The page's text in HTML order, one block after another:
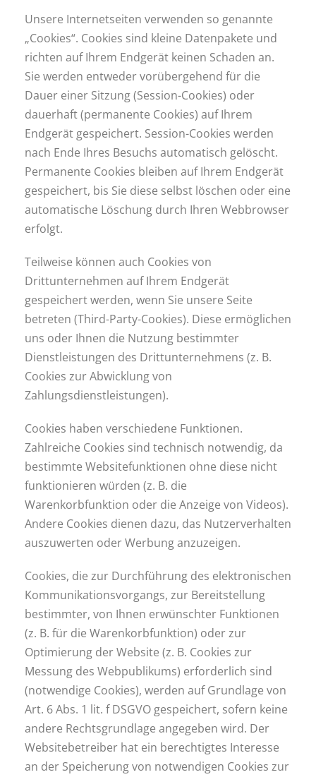
Unsere Internetseiten verwenden so genannte
„Cookies“. Cookies sind kleine Datenpakete und
richten auf Ihrem Endgerät keinen Schaden an.
Sie werden entweder vorübergehend für die
Dauer einer Sitzung (Session-Cookies) oder
dauerhaft (permanente Cookies) auf Ihrem
Endgerät gespeichert. Session-Cookies werden
nach Ende Ihres Besuchs automatisch gelöscht.
Permanente Cookies bleiben auf Ihrem Endgerät
gespeichert, bis Sie diese selbst löschen oder eine
automatische Löschung durch Ihren Webbrowser
erfolgt.
Teilweise können auch Cookies von
Drittunternehmen auf Ihrem Endgerät
gespeichert werden, wenn Sie unsere Seite
betreten (Third-Party-Cookies). Diese ermöglichen
uns oder Ihnen die Nutzung bestimmter
Dienstleistungen des Drittunternehmens (z. B.
Cookies zur Abwicklung von
Zahlungsdienstleistungen).
Cookies haben verschiedene Funktionen.
Zahlreiche Cookies sind technisch notwendig, da
bestimmte Websitefunktionen ohne diese nicht
funktionieren würden (z. B. die
Warenkorbfunktion oder die Anzeige von Videos).
Andere Cookies dienen dazu, das Nutzerverhalten
auszuwerten oder Werbung anzuzeigen.
Cookies, die zur Durchführung des elektronischen
Kommunikationsvorgangs, zur Bereitstellung
bestimmter, von Ihnen erwünschter Funktionen
(z. B. für die Warenkorbfunktion) oder zur
Optimierung der Website (z. B. Cookies zur
Messung des Webpublikums) erforderlich sind
(notwendige Cookies), werden auf Grundlage von
Art. 6 Abs. 1 lit. f DSGVO gespeichert, sofern keine
andere Rechtsgrundlage angegeben wird. Der
Websitebetreiber hat ein berechtigtes Interesse
an der Speicherung von notwendigen Cookies zur